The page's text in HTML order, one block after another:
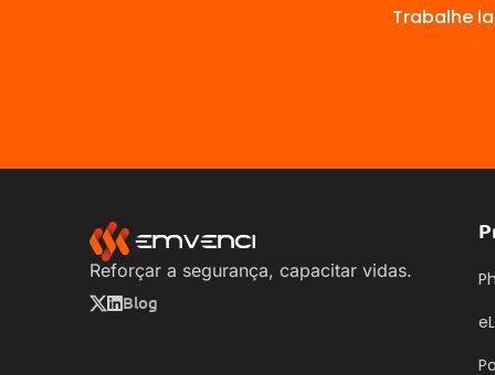
Trabalhe
Reforçar a segurança, capacitar vidas.
Blog